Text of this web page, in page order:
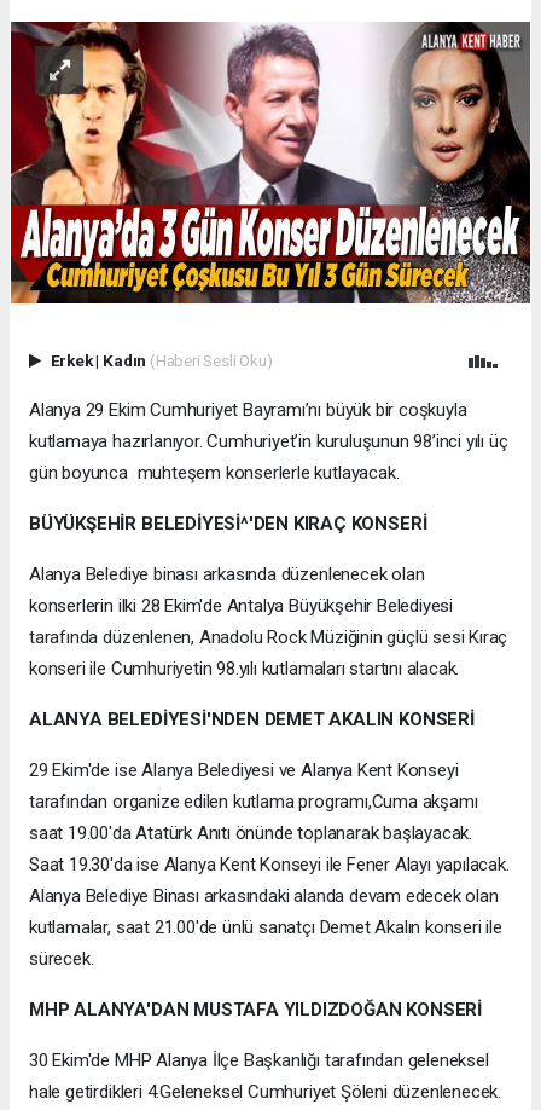
Erkek| Kadın (Haberi Sesli Oku)
Alanya 29 Ekim Cumhuriyet Bayramı’nı büyük bir coşkuyla
kutlamaya hazırlanıyor. Cumhuriyet’in kuruluşunun 98’inci yılı üç
gün boyunca muhteşem konserlerle kutlayacak.
BÜYÜKŞEHİR BELEDİYESİ^'DEN KIRAÇ KONSERİ
Alanya Belediye binası arkasında düzenlenecek olan
konserlerin ilki 28 Ekim'de Antalya Büyükşehir Belediyesi
tarafında düzenlenen, Anadolu Rock Müziğinin güçlü sesi Kıraç
konseri ile Cumhuriyetin 98.yılı kutlamaları startını alacak.
ALANYA BELEDİYESİ'NDEN DEMET AKALIN KONSERİ
29 Ekim'de ise Alanya Belediyesi ve Alanya Kent Konseyi
tarafından organize edilen kutlama programı,Cuma akşamı
saat 19.00'da Atatürk Anıtı önünde toplanarak başlayacak.
Saat 19.30'da ise Alanya Kent Konseyi ile Fener Alayı yapılacak.
Alanya Belediye Binası arkasındaki alanda devam edecek olan
kutlamalar, saat 21.00'de ünlü sanatçı Demet Akalın konseri ile
sürecek.
MHP ALANYA'DAN MUSTAFA YILDIZDOĞAN KONSERİ
30 Ekim'de MHP Alanya İlçe Başkanlığı tarafından geleneksel
hale getirdikleri 4.Geleneksel Cumhuriyet Şöleni düzenlenecek.